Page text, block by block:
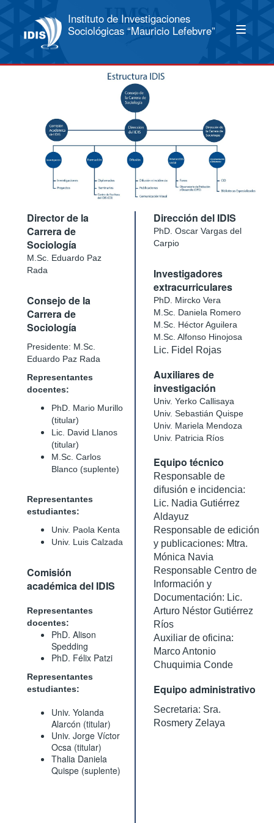
Instituto de Investigaciones
Sociológicas “Mauricio Lefebvre”
Director de la
Carrera de
Sociología
M.Sc. Eduardo Paz
Rada
Consejo de la
Carrera de
Sociología
Presidente: M.Sc.
Eduardo Paz Rada
Representantes
docentes:
PhD. Mario Murillo
(titular)
Lic. David Llanos
(titular)
M.Sc. Carlos
Blanco (suplente)
Representantes
estudiantes:
Univ. Paola Kenta
Univ. Luis Calzada
Comisión
académica del IDIS
Representantes
docentes:
PhD. Alison
Spedding
PhD. Félix Patzi
Representantes
estudiantes:
Univ. Yolanda
Alarcón (titular)
Univ. Jorge Víctor
Ocsa (titular)
Thalia Daniela
Quispe (suplente)
Dirección del IDIS
PhD. Oscar Vargas del
Carpio
Investigadores
extracurriculares
PhD. Mircko Vera
M.Sc. Daniela Romero
M.Sc. Héctor Aguilera
M.Sc. Alfonso Hinojosa
Lic. Fidel Rojas
Auxiliares de
investigación
Univ. Yerko Callisaya
Univ. Sebastián Quispe
Univ. Mariela Mendoza
Univ. Patricia Ríos
Equipo técnico
Responsable de
difusión e incidencia:
Lic. Nadia Gutiérrez
Aldayuz
Responsable de edición
y publicaciones: Mtra.
Mónica Navia
Responsable Centro de
Información y
Documentación: Lic.
Arturo Néstor Gutiérrez
Ríos
Auxiliar de oficina:
Marco Antonio
Chuquimia Conde
Equipo administrativo
Secretaria: Sra.
Rosmery Zelaya